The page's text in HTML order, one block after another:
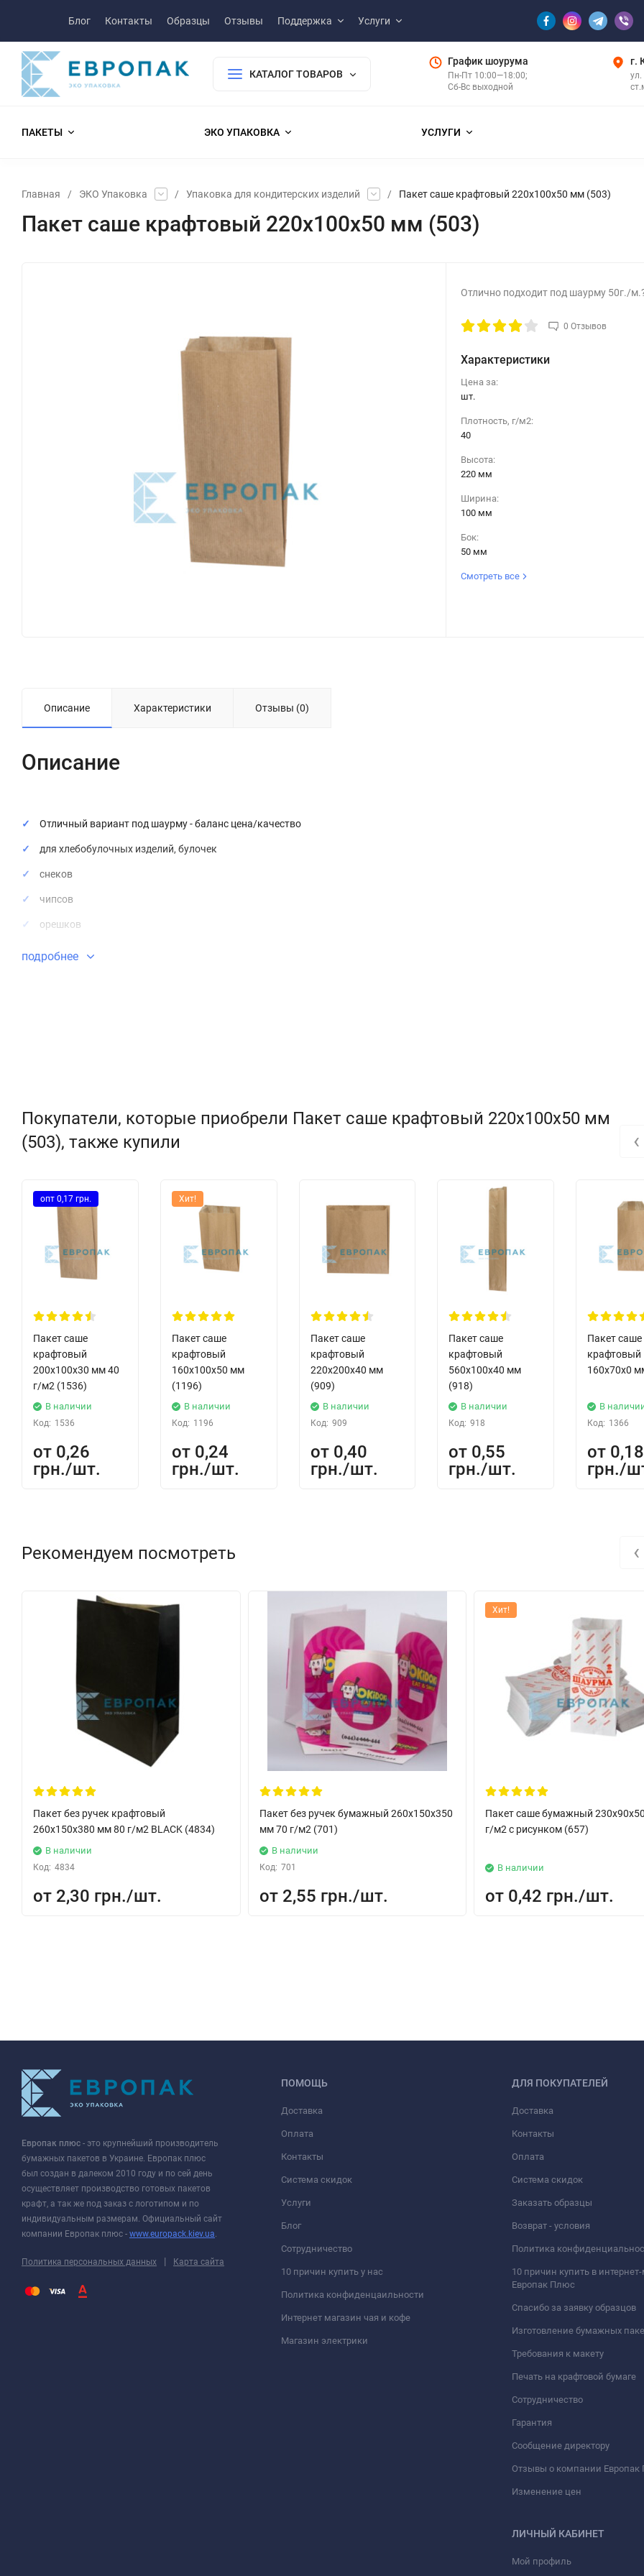
Блог Контакты Образцы Отзывы Поддержка Услуги
КАТАЛОГ ТОВАРОВ
График шоурума
Пн-Пт 10:00—18:00;
Сб-Вс выходной
г.
ул.
ПАКЕТЫ ЭКО УПАКОВКА УСЛУГИ
Главная / ЭКО Упаковка / Упаковка для кондитерских изделий / Пакет саше крафтовый 220x100x50 мм (503)
Пакет саше крафтовый 220x100x50 мм (503)
Отлично подходит под шаурму 50г./
0 Отзывов
Характеристики
Цена за:
шт.
Плотность, г/м2:
40
Высота:
220 мм
Ширина:
100 мм
Бок:
50 мм
Смотреть все
Описание Характеристики Отзывы (0)
Описание
Отличный вариант под шаурму - баланс цена/качество
для хлебобулочных изделий, булочек
снеков
чипсов
орешков
сухариков
подробнее
Покупатели, которые приобрели Пакет саше крафтовый 220x100x50 мм
(503), также купили
опт 0,17 грн.
Пакет саше
крафтовый
200x100x30 мм 40
г/м2 (1536)
В наличии
Код: 1536
0,26
грн.
Хит!
Пакет саше
крафтовый
160x100x50 мм
(1196)
В наличии
Код: 1196
0,24
грн.
Пакет саше
крафтовый
220x200x40 мм
(909)
В наличии
Код: 909
0,40
грн.
Пакет саше
крафтовый
560x100x40 мм
(918)
В наличии
Код: 918
0,55
грн.
Пакет саше
крафтовый
160x70x0
В
Код: 1366
0,18
грн.
‹
Рекомендуем посмотреть
Пакет без ручек крафтовый
260x150x380 мм 80 г/м2 BLACK (4834)
В наличии
Код: 4834
2,30 грн.
Пакет без ручек бумажный 260x150x350
мм 70 г/м2 (701)
В наличии
Код: 701
2,55 грн.
Хит!
Пакет саше бумажный
г/м2 с рисунком (657)
В наличии
0,42 грн.
‹
Европак плюс - это крупнейший производитель
бумажных пакетов в Украине. Европак плюс
был создан в далеком 2010 году и по сей день
осуществляет производство готовых пакетов
крафт, а так же под заказ с логотипом и по
индивидуальным размерам. Официальный сайт
компании Европак плюс - www.europack.kiev.ua.
Политика персональных данных | Карта сайта
ПОМОЩЬ
Доставка
Оплата
Контакты
Система скидок
Услуги
Блог
Сотрудничество
10 причин купить у нас
Политика конфиденцаильности
Интернет магазин чая и кофе
Магазин электрики
ДЛЯ ПОКУПАТЕЛЕЙ
Доставка
Контакты
Оплата
Система скидок
Заказать образцы
Возврат - условия
Политика
10 причин купить в
Европак Плюс
Спасибо за заявку образцов
Изготовление бумажных
Требования к макету
Печать на крафтовой бумаге
Сотрудничество
Гарантия
Сообщение директору
Отзывы о компании Европак
Изменение цен
ЛИЧНЫЙ КАБИНЕТ
Мой профиль